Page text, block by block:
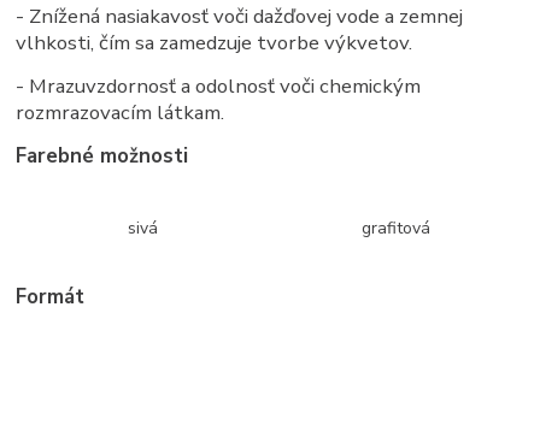
- Znížená nasiakavosť voči dažďovej vode a zemnej
vlhkosti, čím sa zamedzuje tvorbe výkvetov.
- Mrazuvzdornosť a odolnosť voči chemickým
rozmrazovacím látkam.
Farebné možnosti
sivá grafitová
Formát